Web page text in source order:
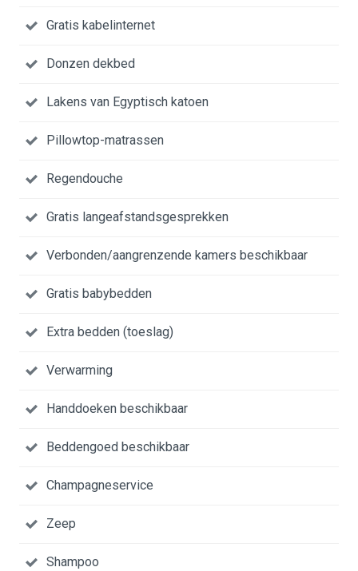
Gratis kabelinternet
Donzen dekbed
Lakens van Egyptisch katoen
Pillowtop-matrassen
Regendouche
Gratis langeafstandsgesprekken
Verbonden/aangrenzende kamers beschikbaar
Gratis babybedden
Extra bedden (toeslag)
Verwarming
Handdoeken beschikbaar
Beddengoed beschikbaar
Champagneservice
Zeep
Shampoo